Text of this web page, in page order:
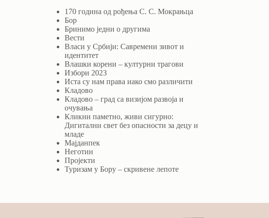
170 година од рођења С. С. Мокрањца
Бор
Бринимо једни о другима
Вести
Власи у Србији: Савремени зивот и
идентитет
Влашки корени – културни трагови
Избори 2023
Иста су нам права иако смо различити
Кладово
Кладово – град са визијом развоја и
очувања
Кликни паметно, живи сигурно:
Дигитални свет без опасности за децу и
младе
Мајданпек
Неготин
Пројекти
Туризам у Бору – скривене лепоте